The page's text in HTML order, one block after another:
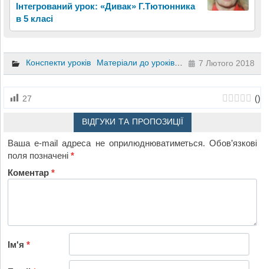
Інтегрований урок: «Дивак» Г.Тютюнника
в 5 класі
Конспекти уроків Матеріали до уроків Математика
7 Лютого 2018
27 ()
ВІДГУКИ ТА ПРОПОЗИЦІЇ
Ваша e-mail адреса не оприлюднюватиметься. Обов’язкові
поля позначені*
Коментар*
Ім'я*